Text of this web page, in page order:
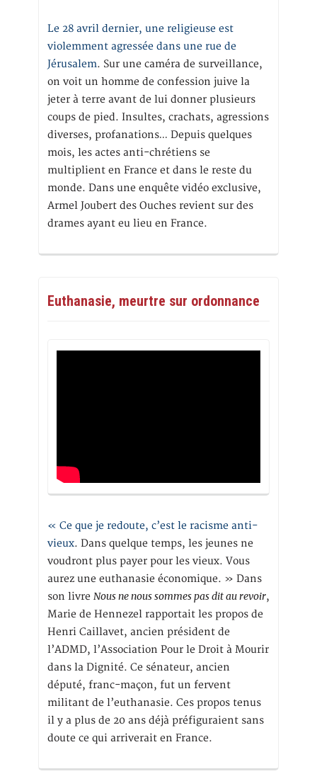
Le 28 avril dernier, une religieuse est
violemment agressée dans une rue de
Jérusalem. Sur une caméra de surveillance,
on voit un homme de confession juive la
jeter à terre avant de lui donner plusieurs
coups de pied. Insultes, crachats, agressions
diverses, profanations… Depuis quelques
mois, les actes anti-chrétiens se
multiplient en France et dans le reste du
monde. Dans une enquête vidéo exclusive,
Armel Joubert des Ouches revient sur des
drames ayant eu lieu en France.
Euthanasie, meurtre sur ordonnance
« Ce que je redoute, c’est le racisme anti-
vieux. Dans quelque temps, les jeunes ne
voudront plus payer pour les vieux. Vous
aurez une euthanasie économique. » Dans
son livre Nous ne nous sommes pas dit au revoir,
Marie de Hennezel rapportait les propos de
Henri Caillavet, ancien président de
l’ADMD, l’Association Pour le Droit à Mourir
dans la Dignité. Ce sénateur, ancien
député, franc-maçon, fut un fervent
militant de l’euthanasie. Ces propos tenus
il y a plus de 20 ans déjà préfiguraient sans
doute ce qui arriverait en France.